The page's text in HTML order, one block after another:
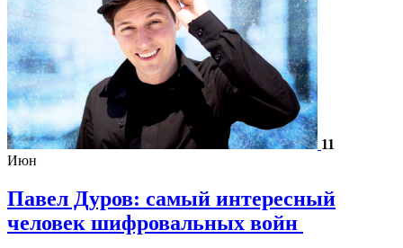
11
Июн
Павел Дуров: самый интересный
человек шифровальных войн